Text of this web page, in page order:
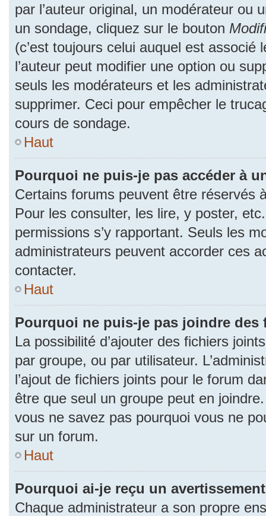
par l’auteur original, un modérateur ou
un sondage, cliquez sur le bouton
(c’est toujours celui auquel est associé
l’auteur peut modifier une option ou
seuls les modérateurs et les
supprimer. Ceci pour empêcher le
cours de sondage.
Haut
Pourquoi ne puis-je pas accéder à
Certains forums peuvent être réservés
Pour les consulter, les lire, y poster,
permissions s’y rapportant. Seuls les
administrateurs peuvent accorder ces
contacter.
Haut
Pourquoi ne puis-je pas joindre des
La possibilité d’ajouter des fichiers
par groupe, ou par utilisateur.
l’ajout de fichiers joints pour le forum
être que seul un groupe peut en
vous ne savez pas pourquoi vous ne
sur un forum.
Haut
Pourquoi ai-je reçu un
Chaque administrateur a son propre